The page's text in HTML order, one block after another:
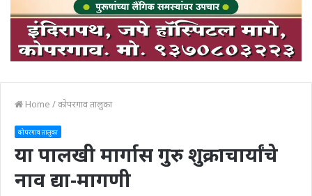
Home /कोपरगाव तालुका
कोपरगाव तालुका
या पालखी मार्गास गुरु शुक्राचार्यांचे
नाव द्या-मागणी